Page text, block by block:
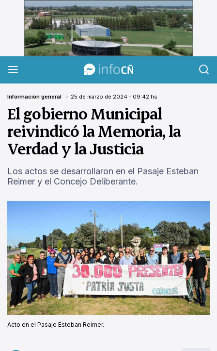
InfoCañuelas
Información general 25 de marzo de 2024 - 09:42 hs
El gobierno Municipal
reivindicó la Memoria, la
Verdad y la Justicia
Los actos se desarrollaron en el Pasaje Esteban
Reimer y el Concejo Deliberante.
Acto en el Pasaje Esteban Reimer.